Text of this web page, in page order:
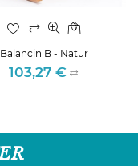
Balancin B - Natur
Precio
103,27 €